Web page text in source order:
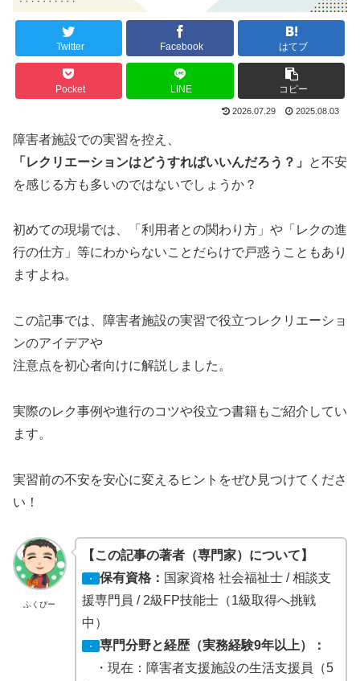
Twitter Facebook はてブ
Pocket LINE コピー
2026.07.29 2025.08.03
障害者施設での実習を控え、
「レクリエーションはどうすればいいんだろう？」
と不安
を感じる方も多いのではないでしょうか？
初めての現場では、「利用者との関わり方」や「レクの進
行の仕方」等にわからないことだらけで戸惑うこともあり
ますよね。
この記事では、障害者施設の実習で役立つレクリエーショ
ンのアイデアや
注意点を初心者向けに解説しました。
実際のレク事例や進行のコツや役立つ書籍もご紹介してい
ます。
実習前の不安を安心に変えるヒントをぜひ見つけてくださ
い！
ふくぴー
【この記事の著者（専門家）について】
・ 保有資格： 国家資格 社会福祉士 / 相談支
援専門員 / 2級FP技能士（1級取得へ挑戦
中）
・
専門分野と経歴（実務経験9年以上）：
・現在：障害者支援施設の生活支援員（5